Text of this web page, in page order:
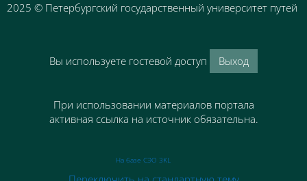
2025 © Петербургский государственный университет
Вы используете гостевой доступ Выход
При использовании материалов портала
активная ссылка на источник обязательна.
На базе СЭО 3KL